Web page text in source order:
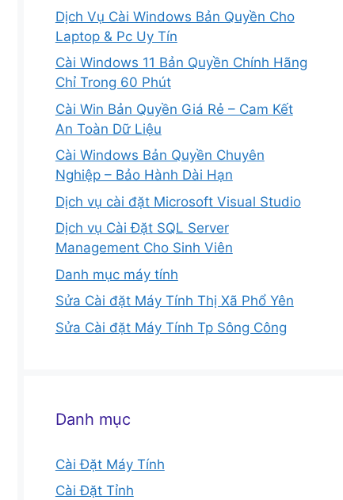
Dịch Vụ Cài Windows Bản Quyền Cho
Laptop & Pc Uy Tín
Cài Windows 11 Bản Quyền Chính Hãng
Chỉ Trong 60 Phút
Cài Win Bản Quyền Giá Rẻ – Cam Kết
An Toàn Dữ Liệu
Cài Windows Bản Quyền Chuyên
Nghiệp – Bảo Hành Dài Hạn
Dịch vụ cài đặt Microsoft Visual Studio
Dịch vụ Cài Đặt SQL Server
Management Cho Sinh Viên
Danh mục máy tính
Sửa Cài đặt Máy Tính Thị Xã Phổ Yên
Sửa Cài đặt Máy Tính Tp Sông Công
Danh mục
Cài Đặt Máy Tính
Cài Đặt Tỉnh